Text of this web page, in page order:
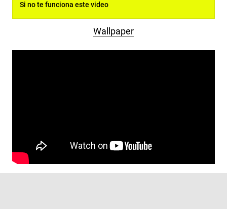
Si no te funciona este video
Wallpaper